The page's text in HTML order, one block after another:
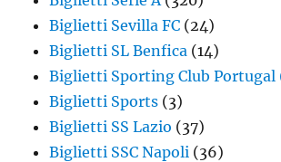
Biglietti Sevilla FC (24)
Biglietti SL Benfica (14)
Biglietti Sporting Club Portugal
Biglietti Sports (3)
Biglietti SS Lazio (37)
Biglietti SSC Napoli (36)